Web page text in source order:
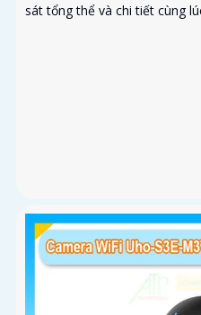
sát tổng thể và chi tiết cùng